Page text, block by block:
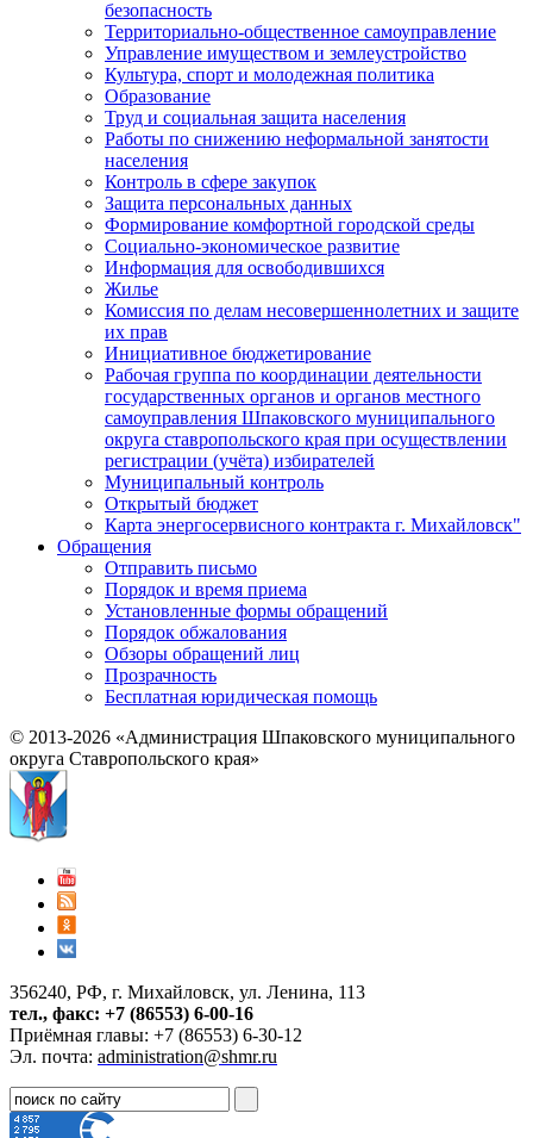
безопасность
Территориально-общественное самоуправление
Управление имуществом и землеустройство
Культура, спорт и молодежная политика
Образование
Труд и социальная защита населения
Работы по снижению неформальной занятости
населения
Контроль в сфере закупок
Защита персональных данных
Формирование комфортной городской среды
Социально-экономическое развитие
Информация для освободившихся
Жилье
Комиссия по делам несовершеннолетних и защите
их прав
Инициативное бюджетирование
Рабочая группа по координации деятельности
государственных органов и органов местного
самоуправления Шпаковского муниципального
округа ставропольского края при осуществлении
регистрации (учёта) избирателей
Муниципальный контроль
Открытый бюджет
Карта энергосервисного контракта г. Михайловск"
Обращения
Отправить письмо
Порядок и время приема
Установленные формы обращений
Порядок обжалования
Обзоры обращений лиц
Прозрачность
Бесплатная юридическая помощь
© 2013-2026 «Администрация Шпаковского муниципального
округа Ставропольского края»
356240, РФ, г. Михайловск, ул. Ленина, 113
тел., факс: +7 (86553) 6-00-16
Приёмная главы: +7 (86553) 6-30-12
Эл. почта: administration@shmr.ru